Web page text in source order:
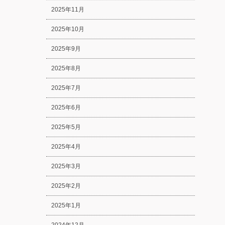
2025年11月
2025年10月
2025年9月
2025年8月
2025年7月
2025年6月
2025年5月
2025年4月
2025年3月
2025年2月
2025年1月